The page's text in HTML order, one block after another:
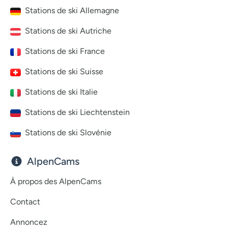
Stations de ski Allemagne
Stations de ski Autriche
Stations de ski France
Stations de ski Suisse
Stations de ski Italie
Stations de ski Liechtenstein
Stations de ski Slovénie
AlpenCams
À propos des AlpenCams
Contact
Annoncez